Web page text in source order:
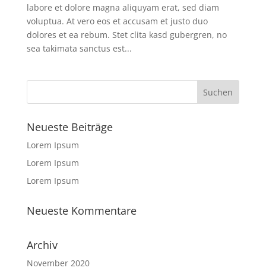
labore et dolore magna aliquyam erat, sed diam
voluptua. At vero eos et accusam et justo duo
dolores et ea rebum. Stet clita kasd gubergren, no
sea takimata sanctus est...
Neueste Beiträge
Lorem Ipsum
Lorem Ipsum
Lorem Ipsum
Neueste Kommentare
Archiv
November 2020